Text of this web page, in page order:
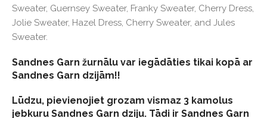
Sweater, Guernsey Sweater, Franky Sweater, Cherry Dress,
Jolie Sweater, Hazel Dress, Cherry Sweater, and Jules
Sweater.
Sandnes Garn žurnālu var iegādāties tikai kopā ar
Sandnes Garn dzijām!!
Lūdzu, pievienojiet grozam vismaz 3 kamolus
jebkuru Sandnes Garn dziju. Tādi ir Sandnes Garn